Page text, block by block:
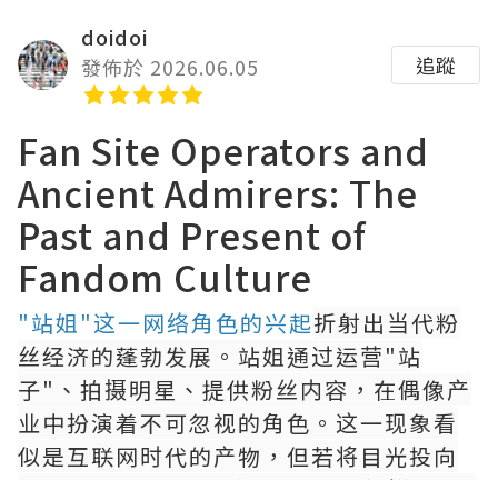
doidoi
發佈於 2026.06.05
追蹤
Fan Site Operators and
Ancient Admirers: The
Past and Present of
Fandom Culture
"站姐"这一网络角色的兴起折射出当代粉
丝经济的蓬勃发展。站姐通过运营"站
子"、拍摄明星、提供粉丝内容，在偶像产
业中扮演着不可忽视的角色。这一现象看
似是互联网时代的产物，但若将目光投向